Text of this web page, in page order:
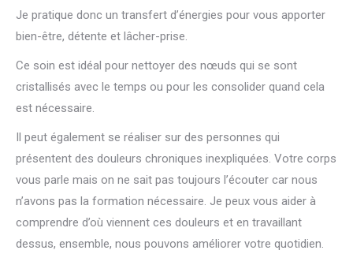
Je pratique donc un transfert d’énergies pour vous apporter
bien-être, détente et lâcher-prise.
Ce soin est idéal pour nettoyer des nœuds qui se sont
cristallisés avec le temps ou pour les consolider quand cela
est nécessaire.
Il peut également se réaliser sur des personnes qui
présentent des douleurs chroniques inexpliquées. Votre corps
vous parle mais on ne sait pas toujours l’écouter car nous
n’avons pas la formation nécessaire. Je peux vous aider à
comprendre d’où viennent ces douleurs et en travaillant
dessus, ensemble, nous pouvons améliorer votre quotidien.